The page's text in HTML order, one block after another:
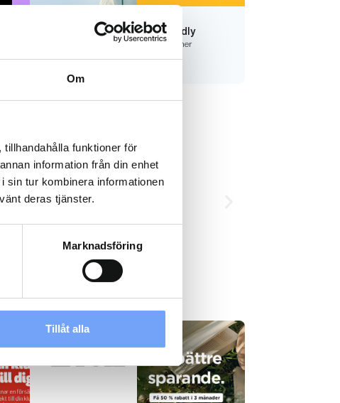
Om
funktioner för
information från din enhet
sin tur kombinera informationen
deras tjänster.
Marknadsföring
Tillåt alla
Readly
Läs mer